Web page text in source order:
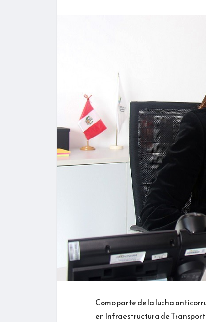
Como parte de la lucha
en Infraestructura de